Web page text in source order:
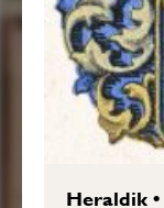
Heraldik•